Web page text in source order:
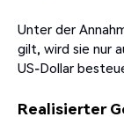
Unter der
gilt, wird sie nur
US-Dollar
Realisierter